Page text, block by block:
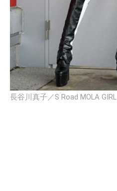
長谷川真子／S Road MOLA GIRL